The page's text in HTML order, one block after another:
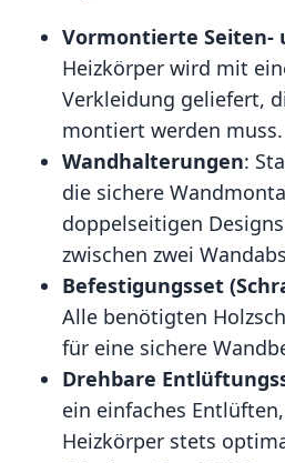
Vormontierte Seiten-
Heizkörper wird mit
Verkleidung geliefert,
montiert werden muss.
Wandhalterungen:
die sichere
doppelseitigen
zwischen zwei
Befestigungsset
Alle benötigten
für eine sichere
Drehbare
ein einfaches
Heizkörper stets